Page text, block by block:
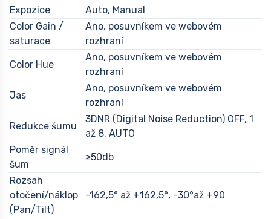
Expozice
Auto, Manual
Color Gain /
saturace
Ano, posuvníkem ve webovém
rozhraní
Color Hue
Ano, posuvníkem ve webovém
rozhraní
Jas
Ano, posuvníkem ve webovém
rozhraní
Redukce šumu
3DNR (Digital Noise Reduction) OFF, 1
až 8, AUTO
Poměr signál
šum
≥50db
Rozsah
otočení/náklop
(Pan/Tilt)
-162,5° až +162,5°, -30°až +90